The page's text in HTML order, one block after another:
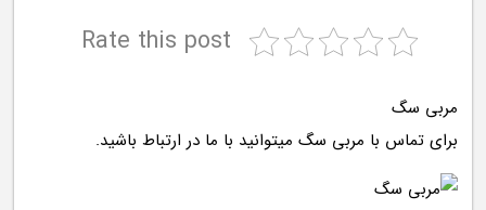
تماس با ما
Rate this post
مربی سگ
برای تماس با مربی سگ میتوانید با ما در ارتباط باشید.